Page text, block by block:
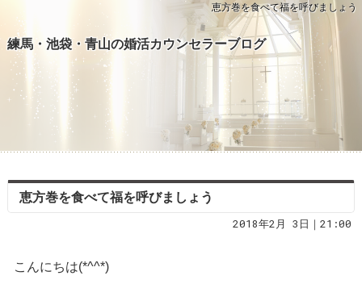
恵方巻を食べて福を呼びましょう
練馬・池袋・青山の婚活カウンセラーブログ
恵方巻を食べて福を呼びましょう
2018年2月 3日｜21:00
こんにちは(*^^*)